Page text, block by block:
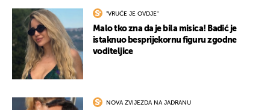
"VRUĆE JE OVDJE"
Malo tko zna da je bila misica! Badić je
istaknuo besprijekornu figuru zgodne
voditeljice
NOVA ZVIJEZDA NA JADRANU